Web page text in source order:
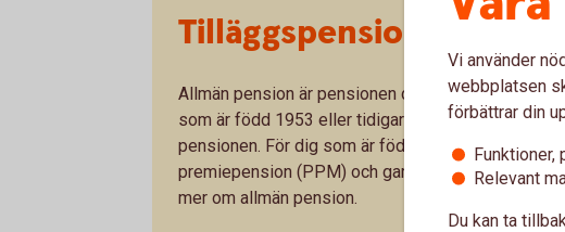
Tilläggspension – en
Allmän pension är pensionen du får från staten
som är född 1953 eller tidigare är
pensionen. För dig som är född efter 1953 är de
premiepension (PPM) och garantipension (om du
mer om allmän pension.
Vi använder
webbplatsen
förbättrar din
Funktioner,
Relevant
Du kan ta